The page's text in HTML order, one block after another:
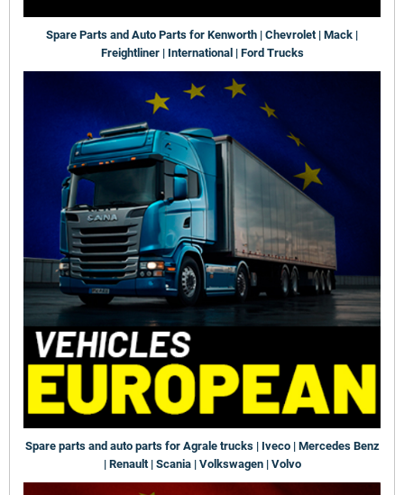
Spare Parts and Auto Parts for Kenworth | Chevrolet | Mack |
Freightliner | International | Ford Trucks
Spare parts and auto parts for Agrale trucks | Iveco | Mercedes Benz
| Renault | Scania | Volkswagen | Volvo